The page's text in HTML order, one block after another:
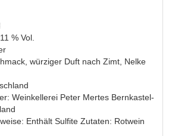
% Vol.
würziger Duft nach Zimt, Nelke
Weinkellerei Peter Mertes Bernkastel-
Enthält Sulfite Zutaten: Rotwein